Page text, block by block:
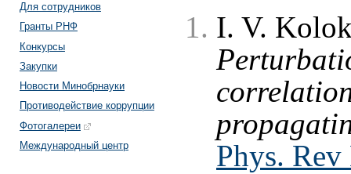
Для сотрудников
Гранты РНФ
Конкурсы
Закупки
Новости Минобрнауки
Противодействие коррупции
Фотогалереи
Международный центр
I. V.
Phys.